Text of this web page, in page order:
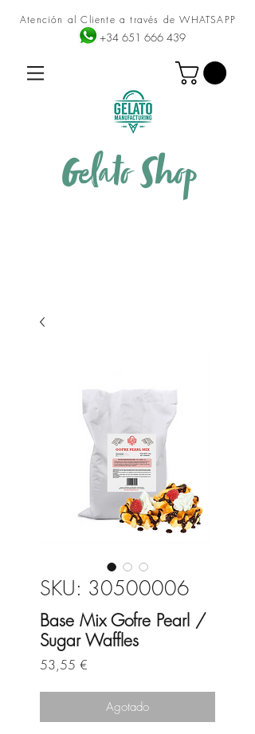
Atención al Cliente a través de WHATSAPP
+34 651 666 439
Shop
Gelato
SKU: 30500006
Base Mix Gofre Pearl /
Sugar Waffles
53,55 €
Agotado